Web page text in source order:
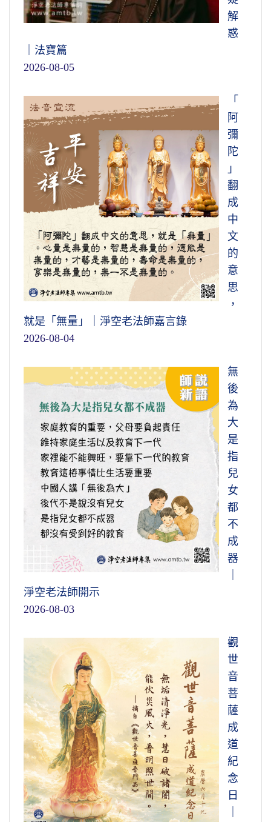
解
惑
｜法寶篇
2026-08-05
「
阿
彌
陀
」
翻
成
中
文
的
意
思
，
就是「無量」｜淨空老法師嘉言錄
2026-08-04
無
後
為
大
是
指
兒
女
都
不
成
器
淨空老法師開示
2026-08-03
觀
世
音
菩
薩
成
道
紀
念
日